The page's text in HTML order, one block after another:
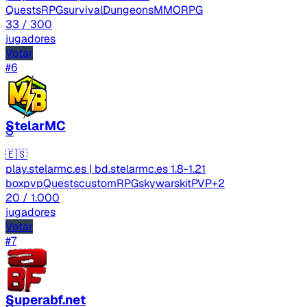
QuestsRPGsurvivalDungeonsMMORPG
33 / 300
jugadores
Votar
#6
S
StelarMC
🇪🇸
play.stelarmc.es | bd.stelarmc.es1.8-1.21
boxpvpQuestscustomRPGskywarskitPVP+2
20 / 1.000
jugadores
Votar
#7
S
Superabf.net